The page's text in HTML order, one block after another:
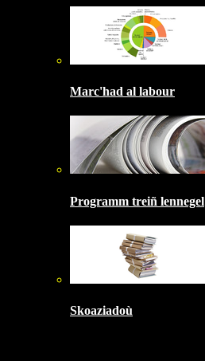
Marc'had al labour
Programm treiñ lennegel
Skoaziadoù